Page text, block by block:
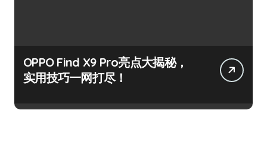
OPPO Find X9 Pro亮点大揭秘，
实用技巧一网打尽！